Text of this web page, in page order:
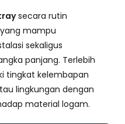
secara rutin
mampu
sekaligus
panjang. Terlebih
tingkat kelembapan
lingkungan dengan
material logam.